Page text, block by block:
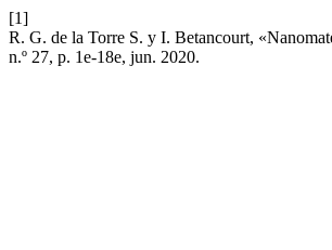
[1]
R. G. de la Torre S. y I. Betancourt,
n.º 27, p. 1e-18e, jun. 2020.